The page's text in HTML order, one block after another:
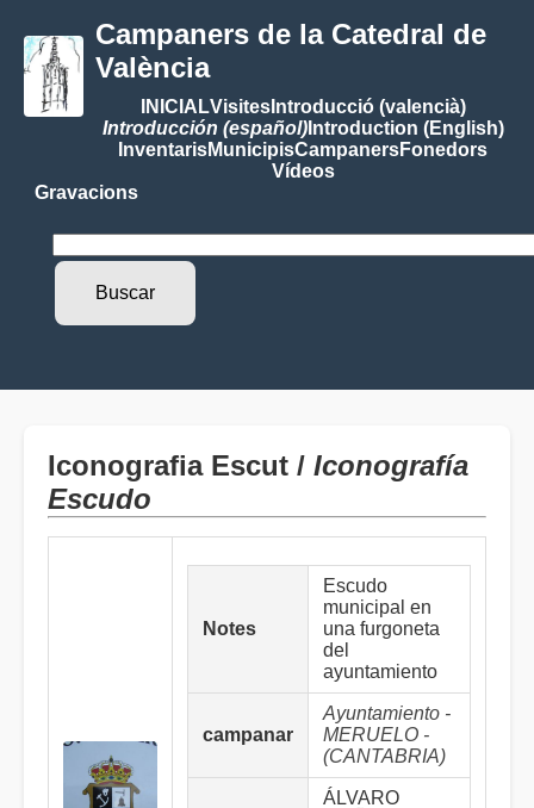
Campaners de la Catedral de
València
INICIALVisitesIntroducció (valencià)
Introducción (español)Introduction (English)
InventarisMunicipisCampanersFonedors
Vídeos
Gravacions
Iconografia Escut / Iconografía
Escudo
Notes
Escudo
municipal en
una furgoneta
del
ayuntamiento
campanar
Ayuntamiento -
MERUELO -
(CANTABRIA)
ÁLVARO